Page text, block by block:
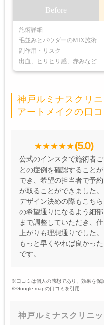
Before
施術詳細
毛並みとパウダーのMIX施術
副作用・リスク
出血、ヒリヒリ感、赤みなど
神戸ルミナスクリニ
アートメイクの口コ
(5.0)
公式のインスタで施術者ご
との症例を確認することが
でき、希望の担当者で予約
が取ることができました。
デザイン決めの際もこちら
の希望通りになるよう細部
まで調整していただき、仕
上がりも理想通りでした。
もっと早くやれば良かった
です。
※口コミは個人の感想であり、効果を保
※Google mapの口コミを引用
神戸ルミナスクリニ